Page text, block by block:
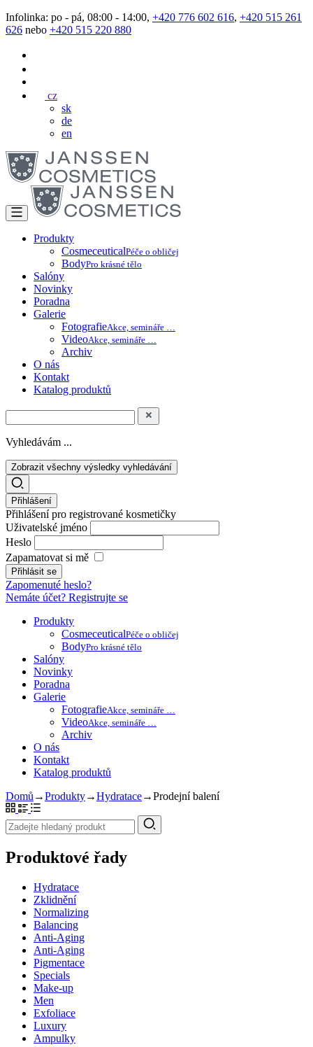
Infolinka: po - pá, 08:00 - 14:00, +420 776 602 616, +420 515 261
626 nebo +420 515 220 880
cz
sk
de
en
Produkty
CosmeceuticalPéče o obličej
BodyPro krásné tělo
Salóny
Novinky
Poradna
Galerie
FotografieAkce, semináře …
VideoAkce, semináře …
Archiv
O nás
Kontakt
Katalog produktů
Vyhledávám ...
Zobrazit všechny výsledky vyhledávání
Přihlášení
Přihlášení pro registrované kosmetičky
Uživatelské jméno
Heslo
Zapamatovat si mě
Zapomenuté heslo?
Nemáte účet? Registrujte se
Produkty
CosmeceuticalPéče o obličej
BodyPro krásné tělo
Salóny
Novinky
Poradna
Galerie
FotografieAkce, semináře …
VideoAkce, semináře …
Archiv
O nás
Kontakt
Katalog produktů
Domů →Produkty→Hydratace→Prodejní balení
Produktové řady
Hydratace
Zklidnění
Normalizing
Balancing
Anti-Aging
Anti-Aging
Pigmentace
Specials
Make-up
Men
Exfoliace
Luxury
Ampulky